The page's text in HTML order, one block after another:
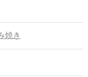
焼き